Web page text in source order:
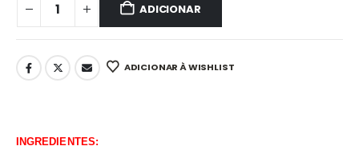
ADICIONAR
ADICIONAR À WISHLIST
INGREDIENTES: